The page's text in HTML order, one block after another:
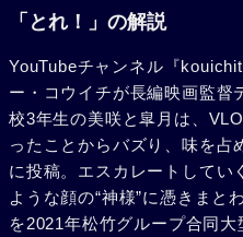
「とれ！」の解説
YouTubeチャンネル『
ー・コウイチが長編映画監督
校3年生の美咲と皐月は、
ったことからバズり、味を占
に投稿。エスカレートしてい
ような顔の“神様”に憑きま
を2021年松竹グループ合同